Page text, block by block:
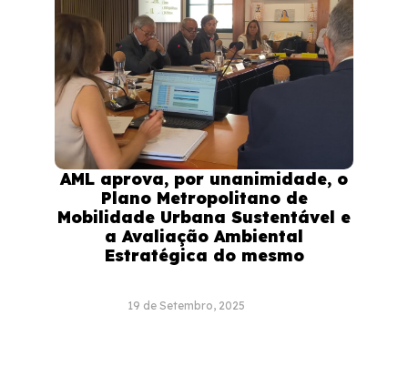
AML aprova, por unanimidade, o
Plano Metropolitano de
Mobilidade Urbana Sustentável e
a Avaliação Ambiental
Estratégica do mesmo
19 de Setembro, 2025